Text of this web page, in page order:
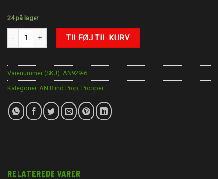
24 på lager
AN-6 Blind Prop antalTILFØJ TIL KURV
Varenummer (SKU): AN929-6
Kategorier: AN Blind Prop, Propper
RELATEREDE VARER